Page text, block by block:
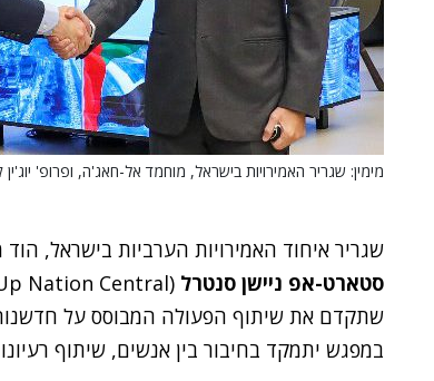
מימין: שגריר האמירויות בישראל, מוחמד אל-חאג'ה, ופרופ'
שגריר איחוד האמירויות הערביות בישראל,
סטארט-אפ ניישן סנטרל
שתקדם את שיתוף הפעולה המבוסס על
במפגש יתמקד בחיבור בין אנשים, שיתוף